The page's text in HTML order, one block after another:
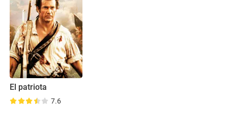
El patriota
7.6